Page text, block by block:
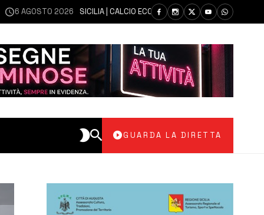
2026 SICILIA | CALCIO ECCELLENZA, COPPA ITALIA: IL 30 AGOSTO
GUARDA LA DIRETTA